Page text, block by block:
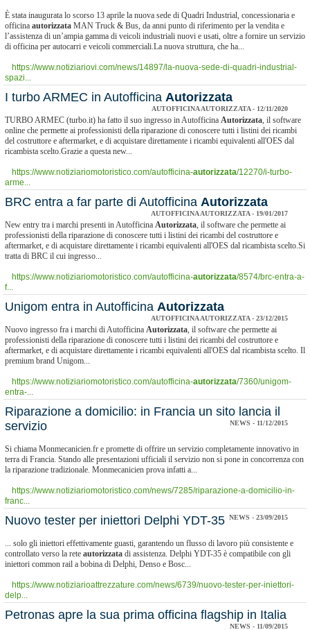
È stata inaugurata lo scorso 13 aprile la nuova sede di Quadri Industrial, concessionaria e
officina autorizzata MAN Truck & Bus, da anni punto di riferimento per la vendita e
l’assistenza di un’ampia gamma di veicoli industriali nuovi e usati, oltre a fornire un servizio
di officina per autocarri e veicoli commerciali.La nuova struttura, che ha...
https://www.notiziariovi.com/news/14897/la-nuova-sede-di-quadri-industrial-
spazi...
I turbo ARMEC in Autofficina Autorizzata
AUTOFFICINA AUTORIZZATA - 12/11/2020
TURBO ARMEC (turbo.it) ha fatto il suo ingresso in Autofficina Autorizzata, il software
online che permette ai professionisti della riparazione di conoscere tutti i listini dei ricambi
del costruttore e aftermarket, e di acquistare direttamente i ricambi equivalenti all'OES dal
ricambista scelto.Grazie a questa new...
https://www.notiziariomotoristico.com/autofficina-autorizzata/12270/i-turbo-
arme...
BRC entra a far parte di Autofficina Autorizzata
AUTOFFICINA AUTORIZZATA - 19/01/2017
New entry tra i marchi presenti in Autofficina Autorizzata, il software che permette ai
professionisti della riparazione di conoscere tutti i listini dei ricambi del costruttore e
aftermarket, e di acquistare direttamente i ricambi equivalenti all'OES dal ricambista scelto.Si
tratta di BRC il cui ingresso...
https://www.notiziariomotoristico.com/autofficina-autorizzata/8574/brc-entra-a-
f...
Unigom entra in Autofficina Autorizzata
AUTOFFICINA AUTORIZZATA - 23/12/2015
Nuovo ingresso fra i marchi di Autofficina Autorizzata, il software che permette ai
professionisti della riparazione di conoscere tutti i listini dei ricambi del costruttore e
aftermarket, e di acquistare direttamente i ricambi equivalenti all'OES dal ricambista scelto. Il
premium brand Unigom...
https://www.notiziariomotoristico.com/autofficina-autorizzata/7360/unigom-
entra-...
Riparazione a domicilio: in Francia un sito lancia il
servizio
NEWS - 11/12/2015
Si chiama Monmecanicien.fr e promette di offrire un servizio completamente innovativo in
terra di Francia. Stando alle presentazioni ufficiali il servizio non si pone in concorrenza con
la riparazione tradizionale. Monmecanicien prova infatti a...
https://www.notiziariomotoristico.com/news/7285/riparazione-a-domicilio-in-
franc...
Nuovo tester per iniettori Delphi YDT-35 NEWS - 23/09/2015
... solo gli iniettori effettivamente guasti, garantendo un flusso di lavoro più consistente e
controllato verso la rete autorizzata di assistenza. Delphi YDT-35 è compatibile con gli
iniettori common rail a bobina di Delphi, Denso e Bosc...
https://www.notiziarioattrezzature.com/news/6739/nuovo-tester-per-iniettori-
delp...
Petronas apre la sua prima officina flagship in Italia
NEWS - 11/09/2015